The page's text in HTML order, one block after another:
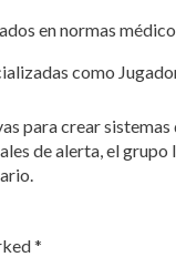
en normas
como
para crear
de alerta, el
*